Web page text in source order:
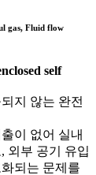
gas, Fluid flow
self
지 않는 완전
이 없어 실내
외부 공기 유입
되는 문제를